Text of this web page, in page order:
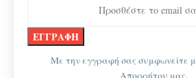
Με την εγγραφή σας συμφωνείτε
Απορρήτου μας.